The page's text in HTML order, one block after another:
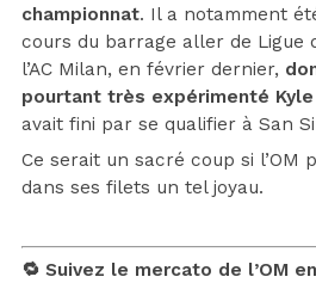
championnat. Il a notamment
cours du barrage aller de Ligue
l’AC Milan, en février dernier,
pourtant très expérimenté Kyle
avait fini par se qualifier à San
Ce serait un sacré coup si l’OM
dans ses filets un tel joyau.
🔁 Suivez le mercato de l’OM